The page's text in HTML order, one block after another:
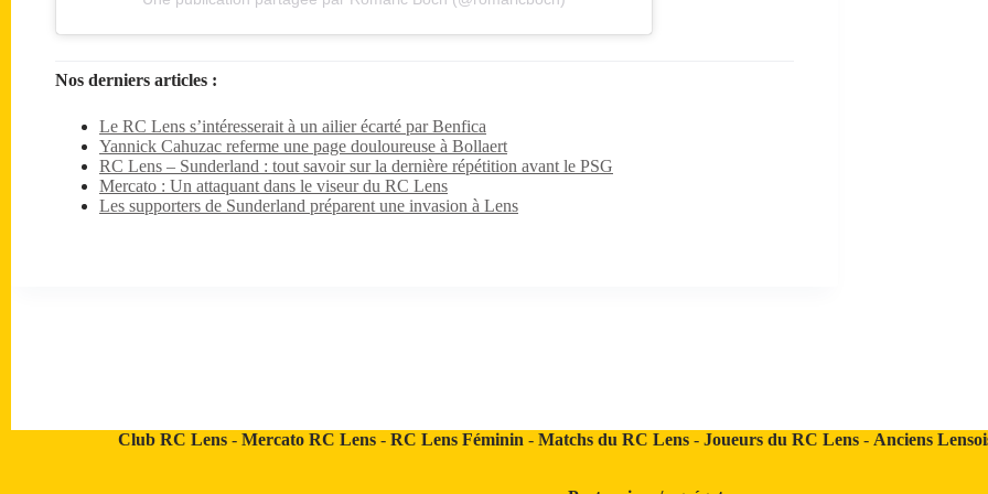
Nos derniers articles :
Le RC Lens s’intéresserait à un ailier écarté par Benfica
Yannick Cahuzac referme une page douloureuse à Bollaert
RC Lens – Sunderland : tout savoir sur la dernière répétition avant le PSG
Mercato : Un attaquant dans le viseur du RC Lens
Les supporters de Sunderland préparent une invasion à Lens
Club RC Lens- Mercato RC Lens- RC Lens Féminin - Matchs du RC Lens- Joueurs du RC Lens- Anciens